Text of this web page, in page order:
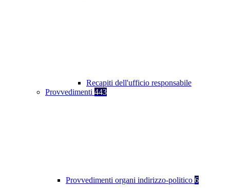
Recapiti dell'ufficio responsabile
Provvedimenti 443
Provvedimenti organi indirizzo-politico 6